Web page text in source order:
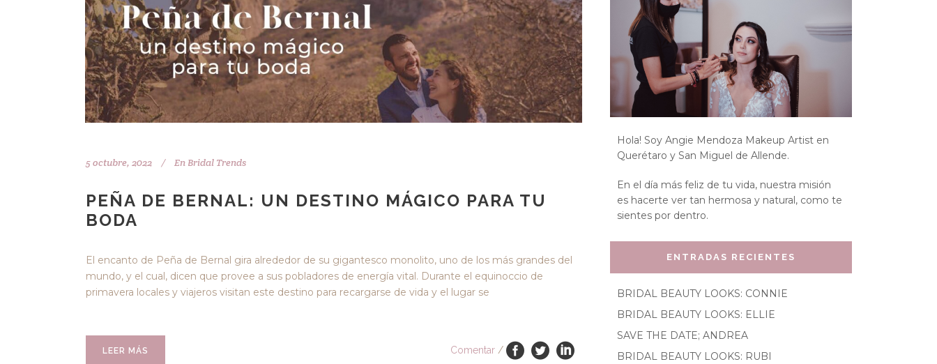
5 octubre, 2022 En Bridal Trends
PEÑA DE BERNAL: UN DESTINO MÁGICO PARA TU
BODA
El encanto de Peña de Bernal gira alrededor de su gigantesco monolito, uno de los más grandes del
mundo, y el cual, dicen que provee a sus pobladores de energía vital. Durante el equinoccio de
primavera locales y viajeros visitan este destino para recargarse de vida y el lugar se
LEER MÁS Comentar /
Hola! Soy Angie Mendoza Makeup Artist en
Querétaro y San Miguel de Allende.
En el día más feliz de tu vida, nuestra misión
es hacerte ver tan hermosa y natural, como te
sientes por dentro.
ENTRADAS RECIENTES
BRIDAL BEAUTY LOOKS: CONNIE
BRIDAL BEAUTY LOOKS: ELLIE
SAVE THE DATE; ANDREA
BRIDAL BEAUTY LOOKS: RUBI